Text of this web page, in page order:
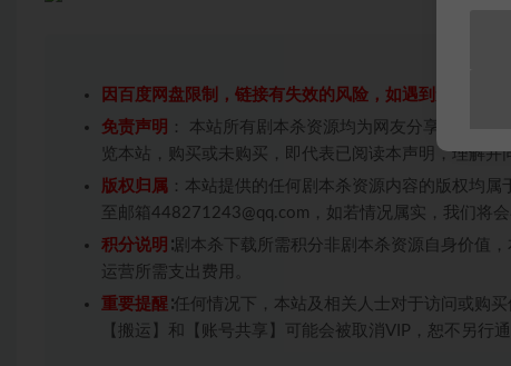
因百度网盘限制，链接有失效的风险，如遇到无效链
免责声明 ： 本站所有剧本杀资源均为网友分享投稿+
览本站，购买或未购买，即代表已阅读本声明，理解
版权归属 ：本站提供的任何剧本杀资源内容的版权均
至邮箱448271243@qq.com，如若情况属实，我们将
积分说明 ∶剧本杀下载所需积分非剧本杀资源自身价值
运营所需支出费用。
重要提醒 ∶任何情况下，本站及相关人士对于访问或购
【搬运】和【账号共享】可能会被取消VIP，恕不另行通